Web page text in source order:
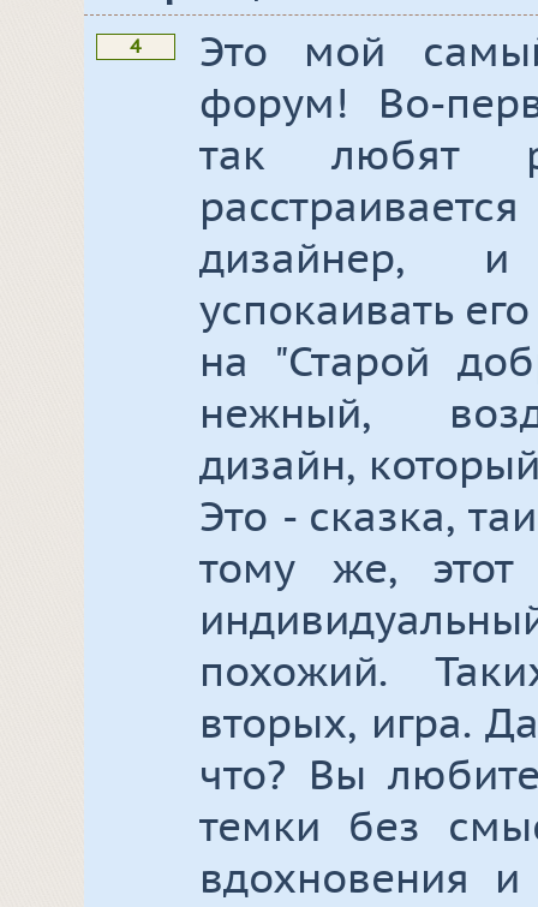
4
Это мой
форум! Во-
так любят
дизайнер,
успокаивать
на "Старой
нежный,
дизайн,
Это - сказка,
тому же, этот
похожий.
вторых, игра.
что? Вы
темки без
вдохновения и